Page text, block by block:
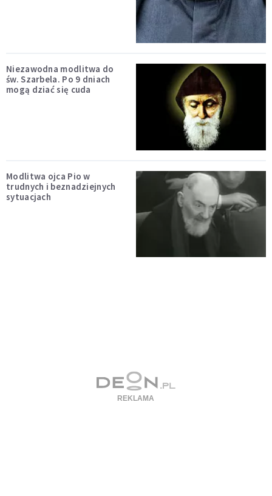
Niezawodna modlitwa do
św. Szarbela. Po 9 dniach
mogą dziać się cuda
Modlitwa ojca Pio w
trudnych i beznadziejnych
sytuacjach